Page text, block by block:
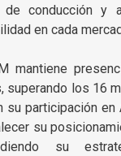
conducción y
en cada
mantiene
superando los 16
su participación en
su
su